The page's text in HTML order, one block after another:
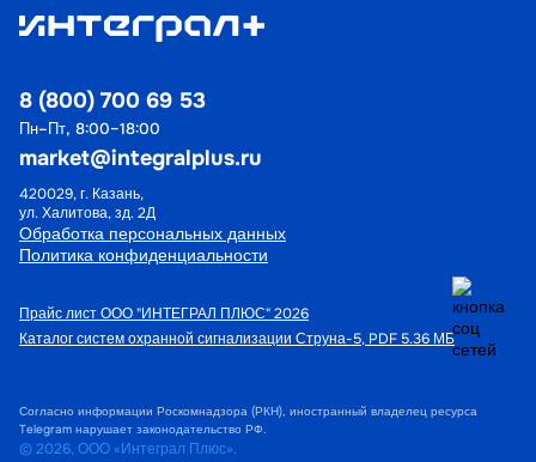
8 (800) 700 69 53
Пн–Пт, 8:00–18:00
market@integralplus.ru
420029, г. Казань,
ул. Халитова, зд. 2Д
Обработка персональных данных
Политика конфиденциальности
Прайс лист ООО "ИНТЕГРАЛ ПЛЮС" 2026
Каталог систем охранной сигнализации Струна-5, PDF 5.36 МБ
Согласно информации Роскомнадзора (РКН), иностранный владелец ресурса
Telegram нарушает законодательство РФ.
© 2026, ООО «Интеграл Плюс».